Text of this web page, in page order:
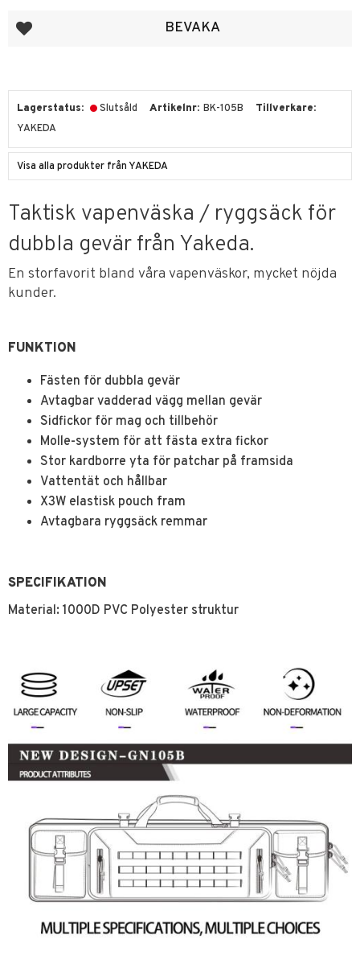
Lägg till i favoriter BEVAKA
Lagerstatus Slutsåld Artikelnr BK-105B
Tillverkare
YAKEDA
Visa alla produkter från YAKEDA
Taktisk vapenväska / ryggsäck för
dubbla gevär från Yakeda.
En storfavorit bland våra vapenväskor, mycket nöjda
kunder.
FUNKTION
Fästen för dubbla gevär
Avtagbar vadderad vägg mellan gevär
Sidfickor för mag och tillbehör
Molle-system för att fästa extra fickor
Stor kardborre yta för patchar på framsida
Vattentät och hållbar
X3W elastisk pouch fram
Avtagbara ryggsäck remmar
SPECIFIKATION
Material: 1000D PVC Polyester struktur